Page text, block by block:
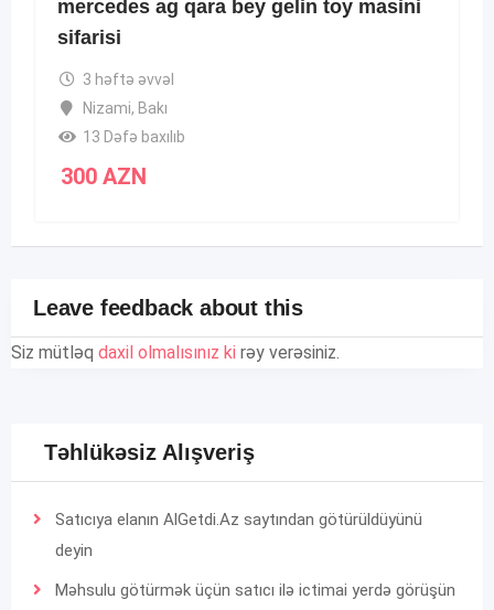
mercedes ag qara bey gelin toy masini
sifarisi
3 həftə əvvəl
Nizami, Bakı
13 Dəfə baxılıb
300 AZN
Leave feedback about this
Siz mütləq daxil olmalısınız ki rəy verəsiniz.
Təhlükəsiz Alışveriş
Satıcıya elanın AlGetdi.Az saytından götürüldüyünü
deyin
Məhsulu götürmək üçün satıcı ilə ictimai yerdə görüşün